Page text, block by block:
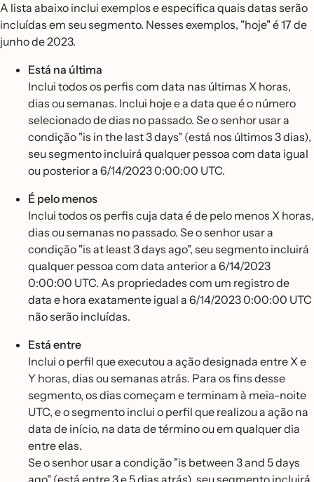
A lista abaixo inclui exemplos e especifica quais datas serão
incluídas em seu segmento. Nesses exemplos, "hoje" é 17 de
junho de 2023.
Está na última
Inclui todos os perfis com data nas últimas X horas,
dias ou semanas. Inclui hoje e a data que é o número
selecionado de dias no passado. Se o senhor usar a
condição "is in the last 3 days" (está nos últimos 3 dias),
seu segmento incluirá qualquer pessoa com data igual
ou posterior a 6/14/2023 0:00:00 UTC.
É pelo menos
Inclui todos os perfis cuja data é de pelo menos X horas,
dias ou semanas no passado. Se o senhor usar a
condição "is at least 3 days ago", seu segmento incluirá
qualquer pessoa com data anterior a 6/14/2023
0:00:00 UTC. As propriedades com um registro de
data e hora exatamente igual a 6/14/2023 0:00:00 UTC
não serão incluídas.
Está entre
Inclui o perfil que executou a ação designada entre X e
Y horas, dias ou semanas atrás. Para os fins desse
segmento, os dias começam e terminam à meia-noite
UTC, e o segmento inclui o perfil que realizou a ação na
data de início, na data de término ou em qualquer dia
entre elas.
Se o senhor usar a condição "is between 3 and 5 days